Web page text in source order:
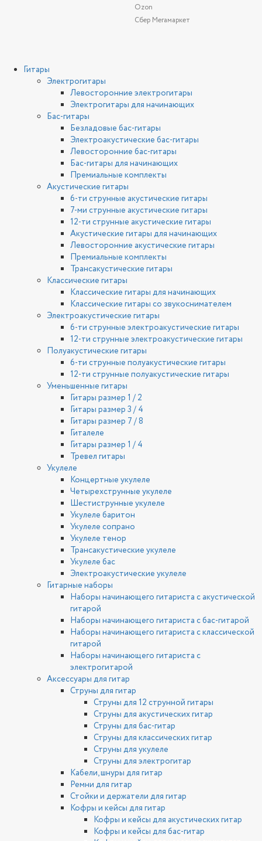
Ozon
Сбер Мегамаркет
Гитары
Электрогитары
Левосторонние электрогитары
Электрогитары для начинающих
Бас-гитары
Безладовые бас-гитары
Электроакустические бас-гитары
Левосторонние бас-гитары
Бас-гитары для начинающих
Премиальные комплекты
Акустические гитары
6-ти струнные акустические гитары
7-ми струнные акустические гитары
12-ти струнные акустические гитары
Акустические гитары для начинающих
Левосторонние акустические гитары
Премиальные комплекты
Трансакустические гитары
Классические гитары
Классические гитары для начинающих
Классические гитары со звукоснимателем
Электроакустические гитары
6-ти струнные электроакустические гитары
12-ти струнные электроакустические гитары
Полуакустические гитары
6-ти струнные полуакустические гитары
12-ти струнные полуакустические гитары
Уменьшенные гитары
Гитары размер 1 / 2
Гитары размер 3 / 4
Гитары размер 7 / 8
Гиталеле
Гитары размер 1 / 4
Тревел гитары
Укулеле
Концертные укулеле
Четырехструнные укулеле
Шестиструнные укулеле
Укулеле баритон
Укулеле сопрано
Укулеле тенор
Трансакустические укулеле
Укулеле бас
Электроакустические укулеле
Гитарные наборы
Наборы начинающего гитариста с акустической
гитарой
Наборы начинающего гитариста с бас-гитарой
Наборы начинающего гитариста с классической
гитарой
Наборы начинающего гитариста с
электрогитарой
Аксессуары для гитар
Струны для гитар
Струны для 12 струнной гитары
Струны для акустических гитар
Струны для бас-гитар
Струны для классических гитар
Струны для укулеле
Струны для электрогитар
Кабели, шнуры для гитар
Ремни для гитар
Стойки и держатели для гитар
Кофры и кейсы для гитар
Кофры и кейсы для акустических гитар
Кофры и кейсы для бас-гитар